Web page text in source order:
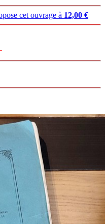
cet ouvrage à 12,00 €